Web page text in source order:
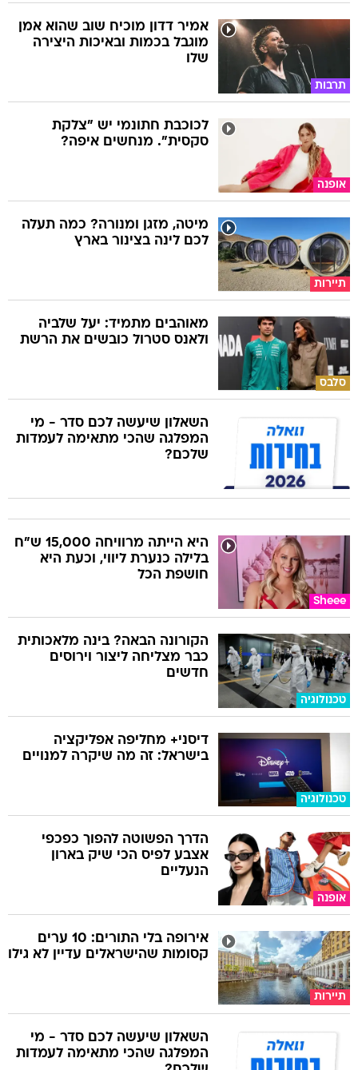
תרבות
אמיר דדון מוכיח שוב שהוא אמן
מוגבל בכמות ובאיכות היצירה
שלו
אופנה
לכוכבת חתונמי יש "צלקת
סקסית". מנחשים איפה?
תיירות
מיטה, מזגן ומנורה? כמה תעלה
לכם לינה בצינור בארץ
סלבס
מאוהבים מתמיד: יעל שלביה
ולאנס סטרול כובשים את הרשת
השאלון שיעשה לכם סדר - מי
המפלגה שהכי מתאימה לעמדות
שלכם?
Sheee
היא הייתה מרוויחה 15,000 ש"ח
בלילה כנערת ליווי, וכעת היא
חושפת הכל
טכנולוגיה
הקורונה הבאה? בינה מלאכותית
כבר מצליחה ליצור וירוסים
חדשים
טכנולוגיה
דיסני+ מחליפה אפליקציה
בישראל: זה מה שיקרה למנויים
אופנה
הדרך הפשוטה להפוך כפכפי
אצבע לפיס הכי שיק בארון
הנעליים
תיירות
אירופה בלי התורים: 10 ערים
קסומות שהישראלים עדיין לא גילו
השאלון שיעשה לכם סדר - מי
המפלגה שהכי מתאימה לעמדות